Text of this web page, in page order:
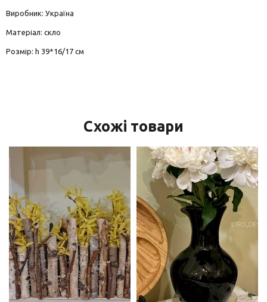
Виробник: Україна
Матеріал: скло
Розмір: h 39*16/17 см
Схожі товари